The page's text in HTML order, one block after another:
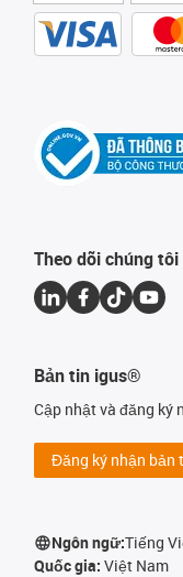
Theo dõi chúng tôi
Bản tin igus®
Cập nhật và đăng ký
Đăng ký nhận bản
Ngôn ngữ:Tiếng
Quốc gia: Việt Nam